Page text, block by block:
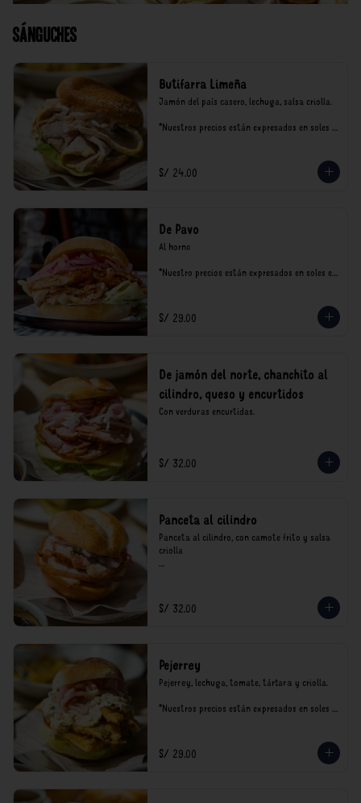
Sánguches
Butifarra Limeña
Jamón del país casero, lechuga, salsa criolla.
*Nuestros precios están expresados en soles e
S/ 24.00
De Pavo
Al horno
*Nuestro precios están expresados en soles e
S/ 29.00
De jamón del norte, chanchito al
cilindro, queso y encurtidos
Con verduras encurtidas.
S/ 32.00
Panceta al cilindro
Panceta al cilindro, con camote frito y salsa
criolla
consumo.
S/ 32.00
Pejerrey
Pejerrey, lechuga, tomate, tártara y criolla.
*Nuestros precios están expresados en soles e
S/ 29.00